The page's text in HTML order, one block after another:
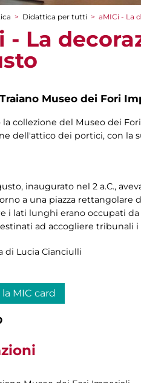
> Didattica per tutti > aMICi - La
- La
Museo dei Fori
la collezione del Museo dei
dell'attico dei portici, con la
inaugurato nel 2 a.C.,
a una piazza rettangolare
i lati lunghi erano occupati
ad accogliere tribunali i
di Lucia Cianciulli
MIC card